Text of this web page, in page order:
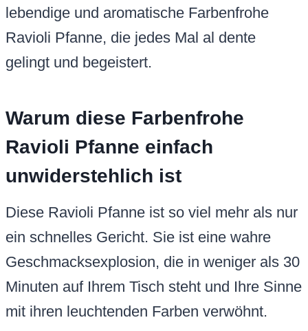
lebendige und aromatische Farbenfrohe
Ravioli Pfanne, die jedes Mal al dente
gelingt und begeistert.
Warum diese Farbenfrohe
Ravioli Pfanne einfach
unwiderstehlich ist
Diese Ravioli Pfanne ist so viel mehr als nur
ein schnelles Gericht. Sie ist eine wahre
Geschmacksexplosion, die in weniger als 30
Minuten auf Ihrem Tisch steht und Ihre Sinne
mit ihren leuchtenden Farben verwöhnt.